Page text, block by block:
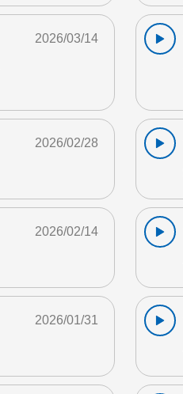
2026/03/14
2026/02/28
2026/02/14
2026/01/31